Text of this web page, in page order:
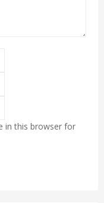
in this browser for